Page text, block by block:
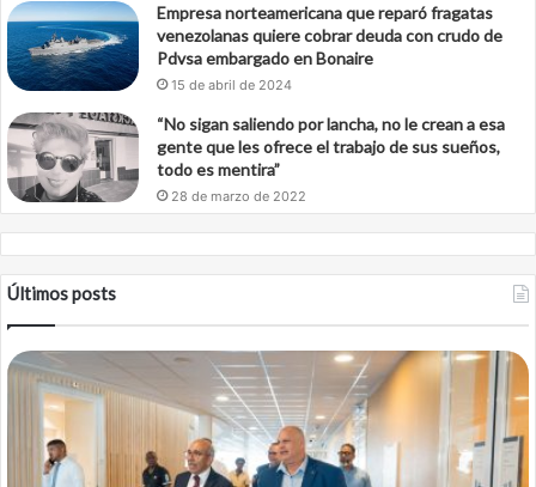
Empresa norteamericana que reparó fragatas
venezolanas quiere cobrar deuda con crudo de
Pdvsa embargado en Bonaire
15 de abril de 2024
“No sigan saliendo por lancha, no le crean a esa
gente que les ofrece el trabajo de sus sueños,
todo es mentira”
28 de marzo de 2022
Últimos posts